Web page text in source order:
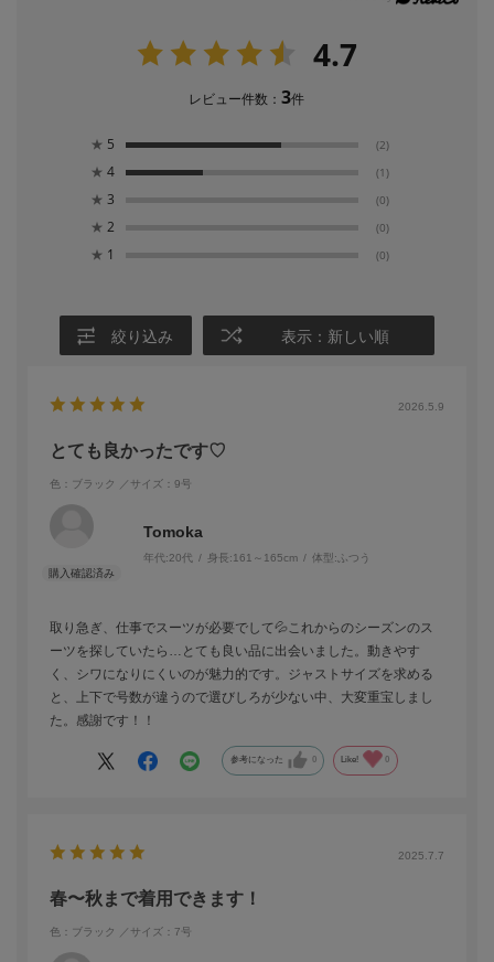
4.7
レビュー件数：3件
★ 5 (2)
★ 4 (1)
★ 3 (0)
★ 2 (0)
★ 1 (0)
絞り込み 表示：新しい順
2026.5.9
とても良かったです♡
色：ブラック ／サイズ：9号
Tomoka
年代:20代 身長:161～165cm 体型: ふつう
取り急ぎ、仕事でスーツが必要でして💦これからのシーズンのス
ーツを探していたら…とても良い品に出会いました。動きやす
く、シワになりにくいのが魅力的です。ジャストサイズを求める
と、上下で号数が違うので選びしろが少ない中、大変重宝しまし
た。感謝です！！
参考になった 0 Like! 0
2025.7.7
春〜秋まで着用できます！
色：ブラック ／サイズ：7号